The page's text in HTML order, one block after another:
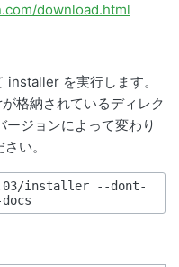
download.html
を実行します。
格納されているディレク
ジョンによって変わり
い。
installer --dont-